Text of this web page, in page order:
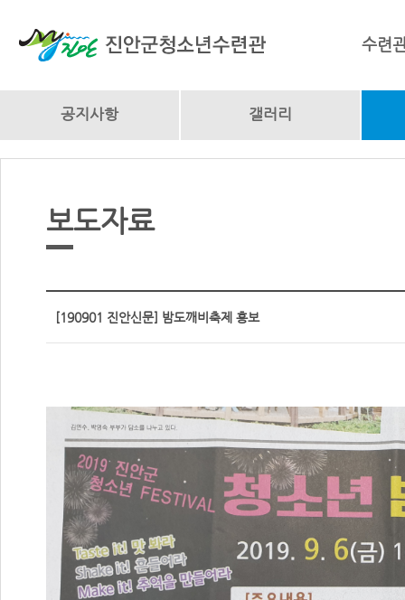
수련
공지사항 갤러리
보도자료
[190901 진안신문] 밤도깨비축제 홍보